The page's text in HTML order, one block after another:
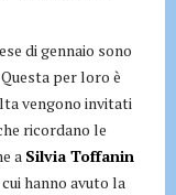
di gennaio sono
Questa per loro è
vengono invitati
ricordano le
a Silvia Toffanin
hanno avuto la